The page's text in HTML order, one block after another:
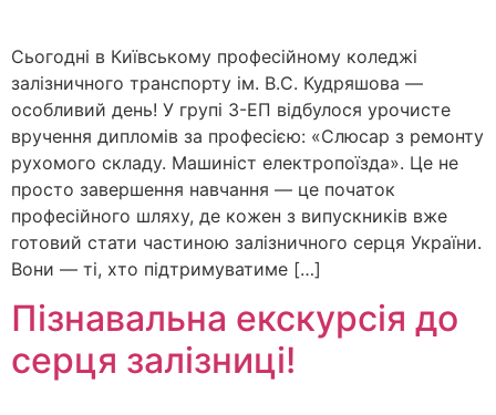
Сьогодні в Київському професійному коледжі
залізничного транспорту ім. В.С. Кудряшова —
особливий день! У групі 3-ЕП відбулося урочисте
вручення дипломів за професією: «Слюсар з ремонту
рухомого складу. Машиніст електропоїзда». Це не
просто завершення навчання — це початок
професійного шляху, де кожен з випускників вже
готовий стати частиною залізничного серця України.
Вони — ті, хто підтримуватиме […]
Пізнавальна екскурсія до
серця залізниці!